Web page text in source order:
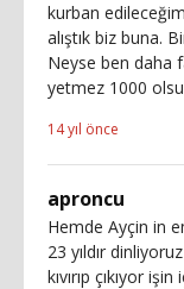
kurban
alıştık biz buna.
Neyse ben daha
yetmez 1000
14 yıl önce
aproncu
Hemde Ayçin in
23 yıldır
kıvırıp çıkıyor